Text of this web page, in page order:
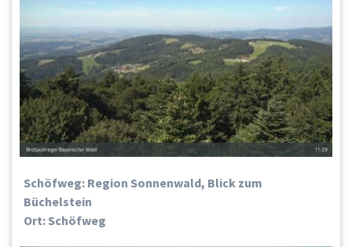
Schöfweg: Region Sonnenwald, Blick zum
Büchelstein
Ort: Schöfweg